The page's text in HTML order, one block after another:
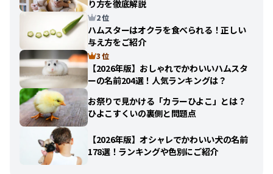
り方を徹底解説
2 位
ハムスターはオクラを食べられる！正しい
与え方をご紹介
3 位
【2026年版】おしゃれでかわいいハムスタ
ーの名前204選！人気ランキングは？
お祭りで見かける「カラーひよこ」とは？
ひよこすくいの裏側と問題点
【2026年版】オシャレでかわいい犬の名前
178選！ランキングや色別にご紹介